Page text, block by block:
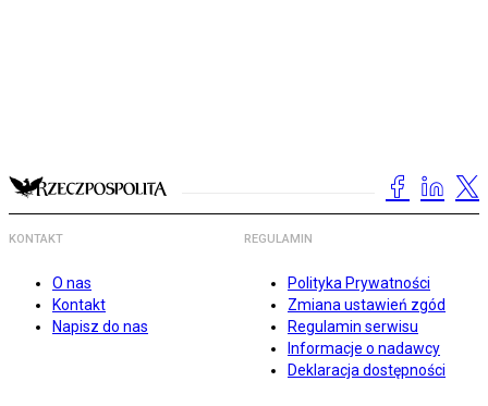
KONTAKT
O nas
Kontakt
Napisz do nas
REGULAMIN
Polityka Prywatności
Zmiana ustawień zgód
Regulamin serwisu
Informacje o nadawcy
Deklaracja dostępności